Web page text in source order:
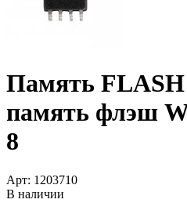
Память
память флэш
8
Арт: 1203710
В наличии